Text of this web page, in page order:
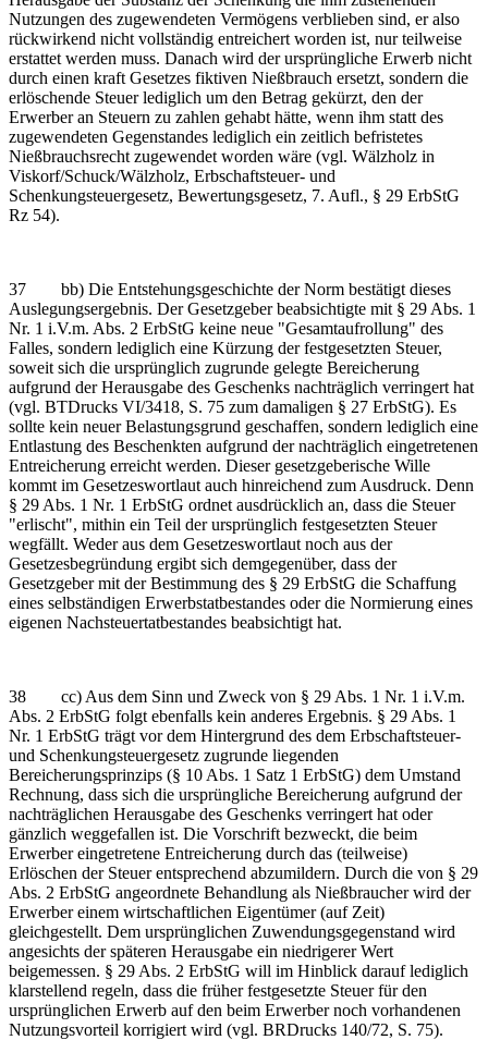
Nutzungen des zugewendeten Vermögens verblieben sind, er also
rückwirkend nicht vollständig entreichert worden ist, nur teilweise
erstattet werden muss. Danach wird der ursprüngliche Erwerb nicht
durch einen kraft Gesetzes fiktiven Nießbrauch ersetzt, sondern die
erlöschende Steuer lediglich um den Betrag gekürzt, den der
Erwerber an Steuern zu zahlen gehabt hätte, wenn ihm statt des
zugewendeten Gegenstandes lediglich ein zeitlich befristetes
Nießbrauchsrecht zugewendet worden wäre (vgl. Wälzholz in
Viskorf/Schuck/Wälzholz, Erbschaftsteuer- und
Schenkungsteuergesetz, Bewertungsgesetz, 7. Aufl., § 29 ErbStG
Rz 54).
37 bb) Die Entstehungsgeschichte der Norm bestätigt dieses
Auslegungsergebnis. Der Gesetzgeber beabsichtigte mit § 29 Abs. 1
Nr. 1 i.V.m. Abs. 2 ErbStG keine neue "Gesamtaufrollung" des
Falles, sondern lediglich eine Kürzung der festgesetzten Steuer,
soweit sich die ursprünglich zugrunde gelegte Bereicherung
aufgrund der Herausgabe des Geschenks nachträglich verringert hat
(vgl. BTDrucks VI/3418, S. 75 zum damaligen § 27 ErbStG). Es
sollte kein neuer Belastungsgrund geschaffen, sondern lediglich eine
Entlastung des Beschenkten aufgrund der nachträglich eingetretenen
Entreicherung erreicht werden. Dieser gesetzgeberische Wille
kommt im Gesetzeswortlaut auch hinreichend zum Ausdruck. Denn
§ 29 Abs. 1 Nr. 1 ErbStG ordnet ausdrücklich an, dass die Steuer
"erlischt", mithin ein Teil der ursprünglich festgesetzten Steuer
wegfällt. Weder aus dem Gesetzeswortlaut noch aus der
Gesetzesbegründung ergibt sich demgegenüber, dass der
Gesetzgeber mit der Bestimmung des § 29 ErbStG die Schaffung
eines selbständigen Erwerbstatbestandes oder die Normierung eines
eigenen Nachsteuertatbestandes beabsichtigt hat.
38 cc) Aus dem Sinn und Zweck von § 29 Abs. 1 Nr. 1 i.V.m.
Abs. 2 ErbStG folgt ebenfalls kein anderes Ergebnis. § 29 Abs. 1
Nr. 1 ErbStG trägt vor dem Hintergrund des dem Erbschaftsteuer-
und Schenkungsteuergesetz zugrunde liegenden
Bereicherungsprinzips (§ 10 Abs. 1 Satz 1 ErbStG) dem Umstand
Rechnung, dass sich die ursprüngliche Bereicherung aufgrund der
nachträglichen Herausgabe des Geschenks verringert hat oder
gänzlich weggefallen ist. Die Vorschrift bezweckt, die beim
Erwerber eingetretene Entreicherung durch das (teilweise)
Erlöschen der Steuer entsprechend abzumildern. Durch die von § 29
Abs. 2 ErbStG angeordnete Behandlung als Nießbraucher wird der
Erwerber einem wirtschaftlichen Eigentümer (auf Zeit)
gleichgestellt. Dem ursprünglichen Zuwendungsgegenstand wird
angesichts der späteren Herausgabe ein niedrigerer Wert
beigemessen. § 29 Abs. 2 ErbStG will im Hinblick darauf lediglich
klarstellend regeln, dass die früher festgesetzte Steuer für den
ursprünglichen Erwerb auf den beim Erwerber noch vorhandenen
Nutzungsvorteil korrigiert wird (vgl. BRDrucks 140/72, S. 75).